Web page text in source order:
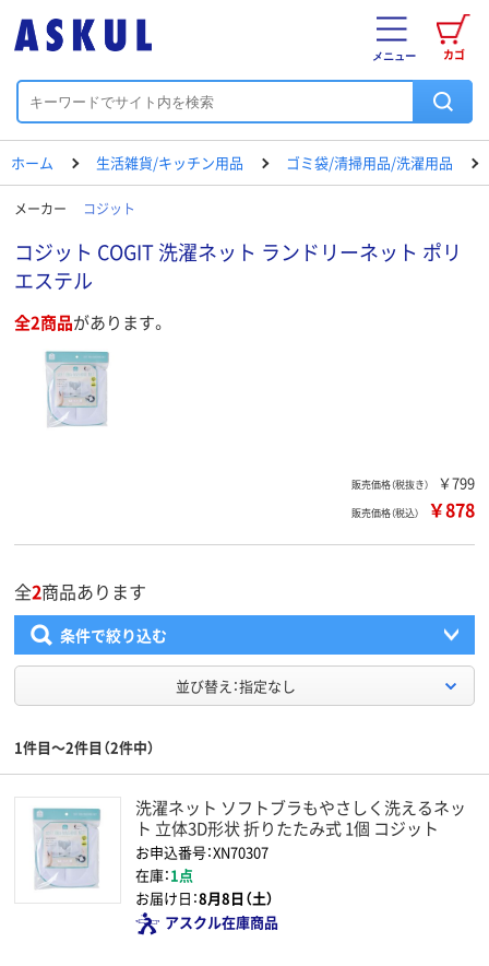
カゴ
メニュー
ホーム 生活雑貨/キッチン用品 ゴミ袋/清掃用品/洗濯用品
メーカー コジット
コジット COGIT 洗濯ネット ランドリーネット ポリ
エステル
全2商品があります。
販売価格（税抜き） ￥799
販売価格（税込） ￥878
全2商品あります
条件で絞り込む
並び替え：指定なし
1件目～2件目（2件中）
洗濯ネット ソフトブラもやさしく洗えるネッ
ト 立体3D形状 折りたたみ式 1個 コジット
お申込番号：XN70307
在庫：1点
お届け日：8月8日（土）
アスクル在庫商品